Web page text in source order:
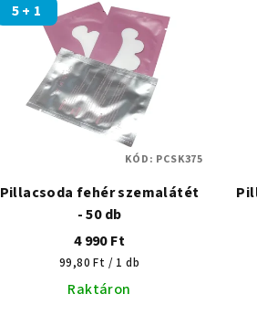
5 + 1
Pillacsoda fehér szemalátét
- 50 db
4 990 Ft
Egységár:
99,80 Ft / 1 db
Raktáron
KÓD: PCSK375